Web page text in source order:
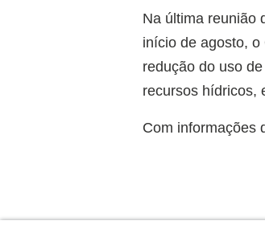
Na última reunião
início de agosto,
redução do uso
recursos hídricos,
Com informações